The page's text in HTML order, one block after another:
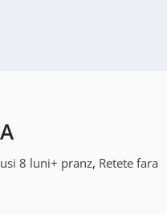
8 luni+ pranz, Retete fara